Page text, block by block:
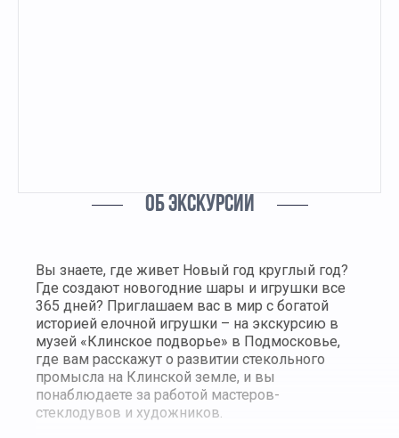
ОБ ЭКСКУРСИИ
Вы знаете, где живет Новый год круглый год?
Где создают новогодние шары и игрушки все
365 дней? Приглашаем вас в мир с богатой
историей елочной игрушки – на экскурсию в
музей «Клинское подворье» в Подмосковье,
где вам расскажут о развитии стекольного
промысла на Клинской земле, и вы
понаблюдаете за работой мастеров-
стеклодувов и художников.